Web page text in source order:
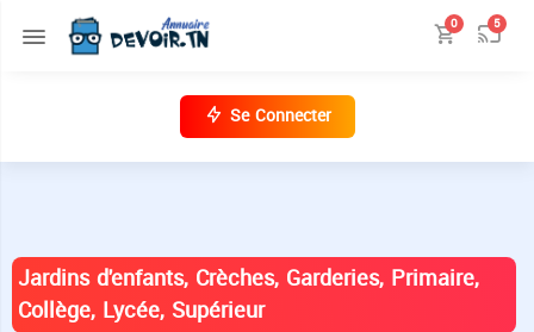
0 5
Se Connecter
Jardins d'enfants, Crèches, Garderies, Primaire,
Collège, Lycée, Supérieur